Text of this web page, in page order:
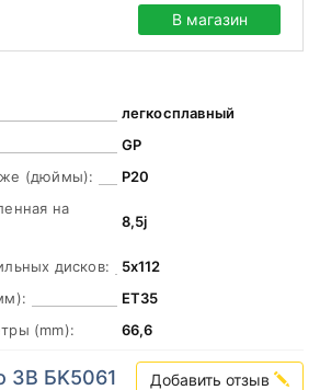
В магазин
легкосплавный
GP
(дюймы):
Р20
на
8,5j
дисков:
5х112
ЕТ35
(mm):
66,6
ЗВ БK5061 Добавить отзыв